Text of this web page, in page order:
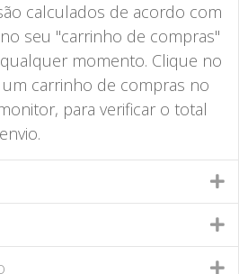
calculados de acordo com
seu "carrinho de compras"
momento. Clique no
carrinho de compras no
para verificar o total